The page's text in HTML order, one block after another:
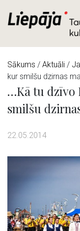
Sākums / Aktuāli /
kur smilšu dzirnas
…Kā tu dzīvo
smilšu
22.05.2014